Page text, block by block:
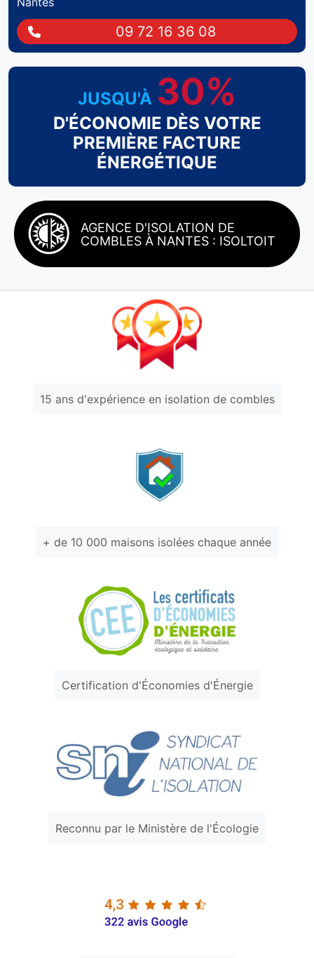
09 72 16 36 08
JUSQU'À 30%
D'ÉCONOMIE DÈS VOTRE
PREMIÈRE FACTURE
ÉNERGÉTIQUE
AGENCE D'ISOLATION DE
COMBLES À NANTES : ISOLTOIT
15 ans d'expérience en isolation de combles
+ de 10 000 maisons isolées chaque année
Certification d'Économies d'Énergie
Reconnu par le Ministère de l'Écologie